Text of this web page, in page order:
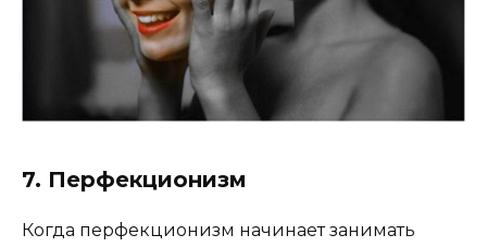
7. Перфекционизм
Когда перфекционизм начинает занимать